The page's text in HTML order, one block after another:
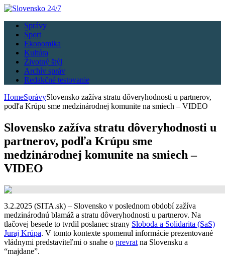
Správy
Šport
Ekonomika
Kultúra
Životný štýl
Archív správ
Redakčné testovanie
HomeSprávySlovensko zažíva stratu dôveryhodnosti u partnerov,
podľa Krúpu sme medzinárodnej komunite na smiech – VIDEO
Slovensko zažíva stratu dôveryhodnosti u
partnerov, podľa Krúpu sme
medzinárodnej komunite na smiech –
VIDEO
3.2.2025 (SITA.sk) – Slovensko v poslednom období zažíva
medzinárodnú blamáž a stratu dôveryhodnosti u partnerov. Na
tlačovej besede to tvrdil poslanec strany Sloboda a Solidarita (SaS)
Juraj Krúpa. V tomto kontexte spomenul informácie prezentované
vládnymi predstaviteľmi o snahe o prevrat na Slovensku a
“majdane”.